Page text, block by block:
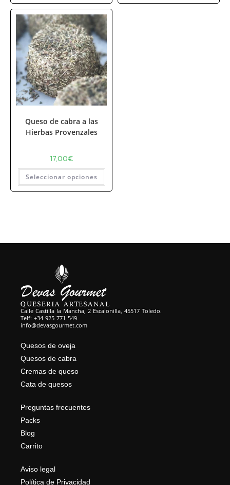
Queso de cabra a las
Hierbas Provenzales
17,00€
Seleccionar opciones
Calle Castilla la Mancha, 2 Escalonilla, 45517 Toledo.
Telf: +34 925 771 549
info@devasgourmet.com
Quesos de oveja
Quesos de cabra
Cremas de queso
Cata de quesos
Preguntas frecuentes
Packs
Blog
Carrito
Aviso legal
Política de Privacidad